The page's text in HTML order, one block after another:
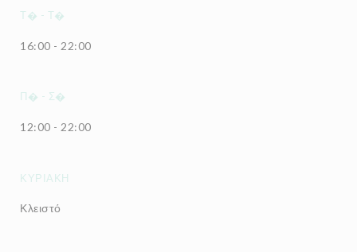
Τ� - Τ�
16:00 - 22:00
Π� - Σ�
12:00 - 22:00
ΚΥΡΙΑΚΉ
Κλειστό